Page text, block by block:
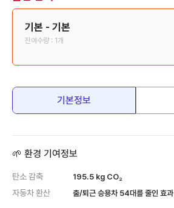
기본 - 기본
잔여수량 : 1개
기본정보
🌱 환경 기여정보
탄소 감축 195.5 kg CO₂
자동차 환산 출/퇴근 승용차 54대를 줄인 효과